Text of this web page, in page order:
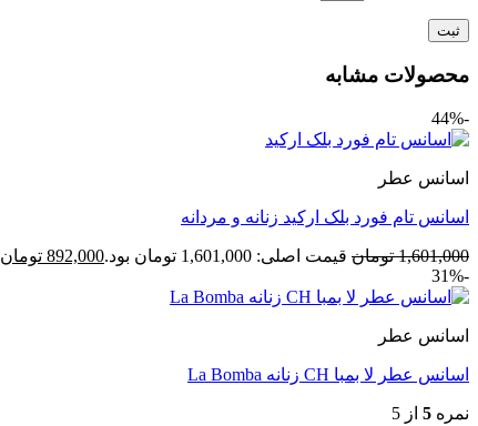
محصولات مشابه
-44%
اسانس عطر
اسانس تام فورد بلک ارکید زنانه و مردانه
1,601,000 تومان قیمت اصلی: 1,601,000 تومان بود. 892,000 تومان
-31%
اسانس عطر
اسانس عطر لا بمبا CH زنانه La Bomba
نمره 5 از 5